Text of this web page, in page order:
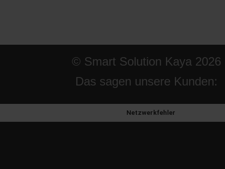
© Smart Solution Kaya 2026
Das sagen unsere Kunden:
Netzwerkfehler